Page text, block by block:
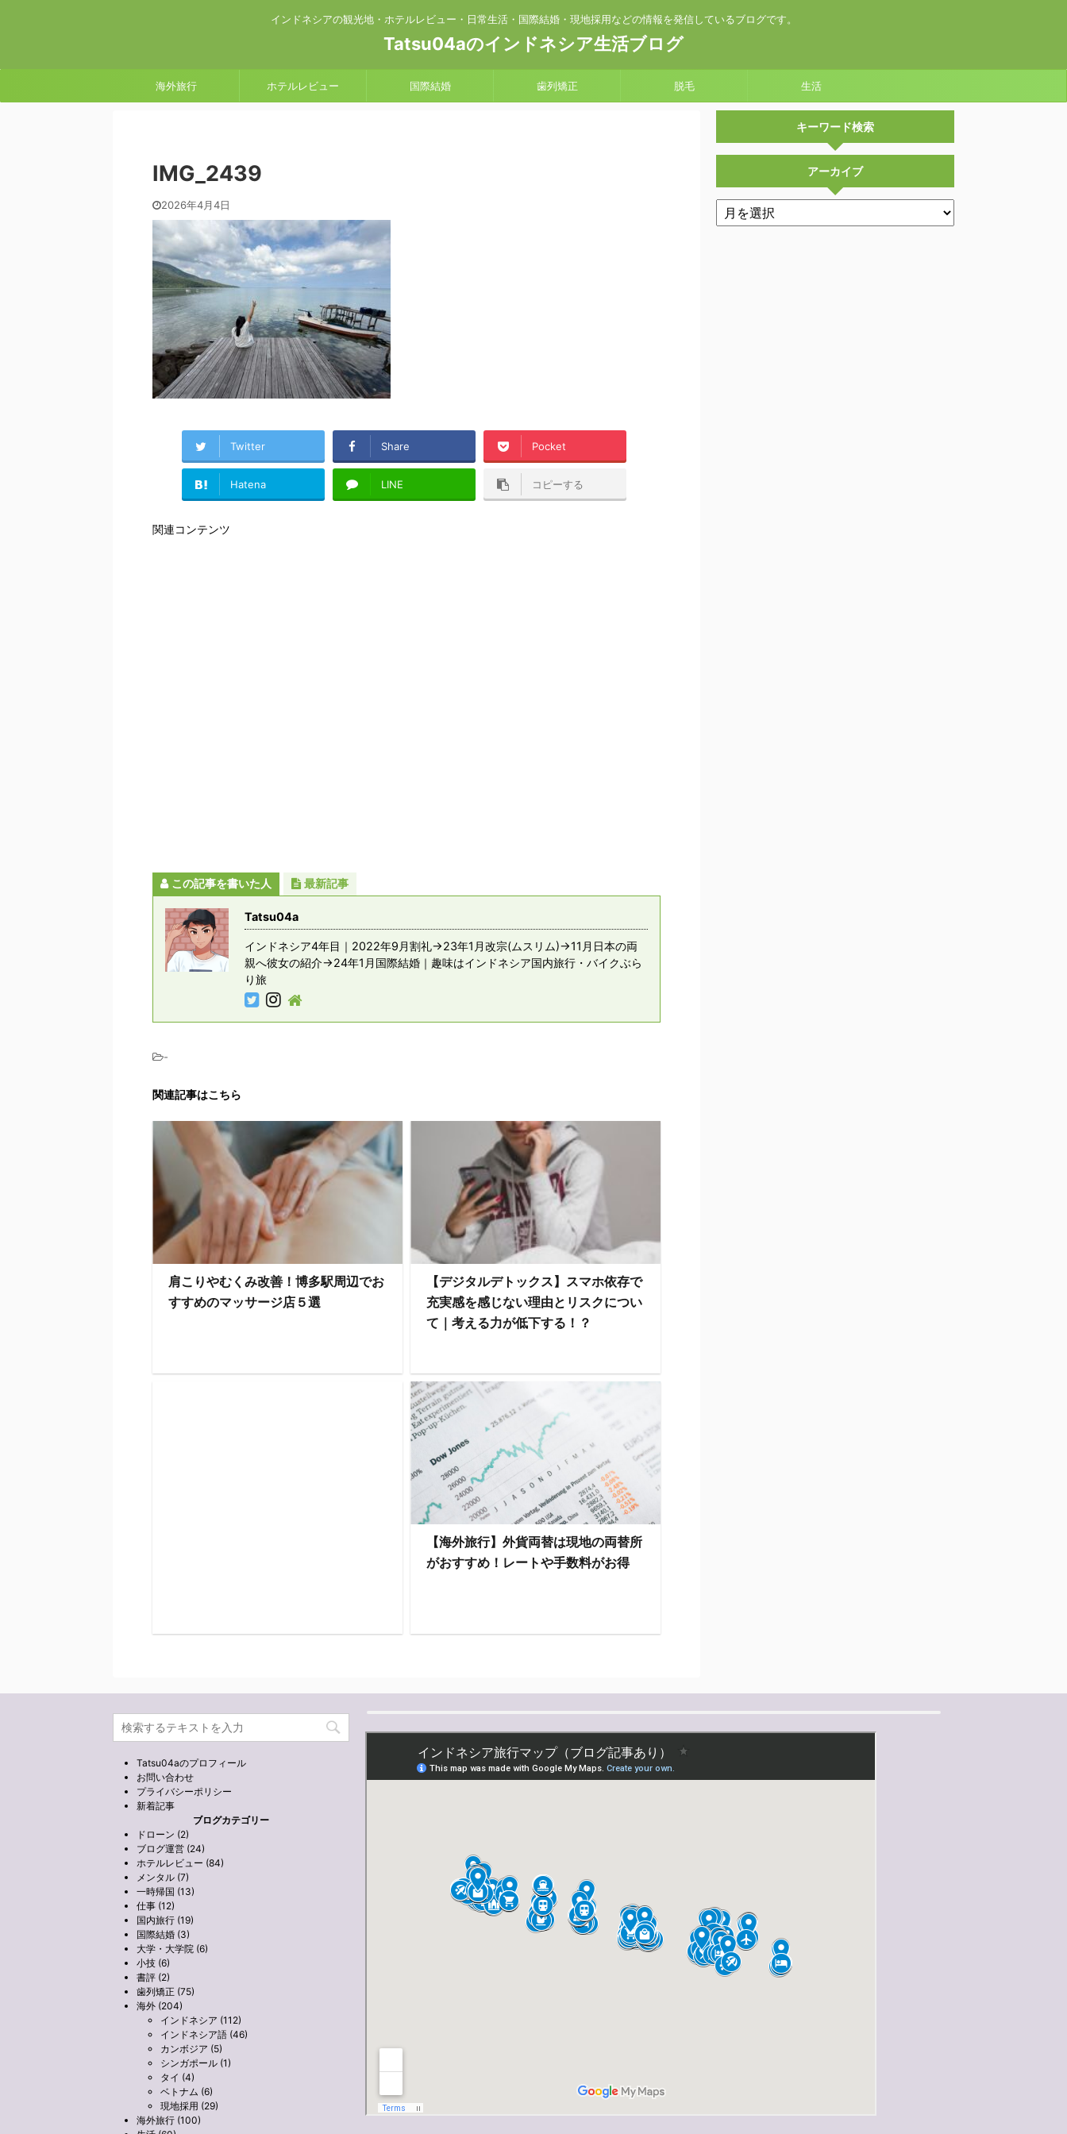
インドネシアの観光地・ホテルレビュー・日常生活・国際結婚・現地採用などの情報を発信しているブログです。
Tatsu04aのインドネシア生活ブログ
海外旅行 ホテルレビュー 国際結婚 歯列矯正 脱毛 生活
IMG_2439
2026年4月4日
Twitter Share Pocket
Hatena LINE コピーする
関連コンテンツ
この記事を書いた人 最新記事
Tatsu04a
インドネシア4年目｜2022年9月割礼→23年1月改宗(ムスリム)→11月日本の両
親へ彼女の紹介→24年1月国際結婚｜趣味はインドネシア国内旅行・バイクぶら
り旅
-
関連記事はこちら
肩こりやむくみ改善！博多駅周辺でお
すすめのマッサージ店５選
【デジタルデトックス】スマホ依存で
充実感を感じない理由とリスクについ
て｜考える力が低下する！？
【海外旅行】外貨両替は現地の両替所
がおすすめ！レートや手数料がお得
キーワード検索
アーカイブ
Tatsu04aのプロフィール
お問い合わせ
プライバシーポリシー
新着記事
ブログカテゴリー
ドローン (2)
ブログ運営 (24)
ホテルレビュー (84)
メンタル (7)
一時帰国 (13)
仕事 (12)
国内旅行 (19)
国際結婚 (3)
大学・大学院 (6)
小技 (6)
書評 (2)
歯列矯正 (75)
海外 (204)
インドネシア (112)
インドネシア語 (46)
カンボジア (5)
シンガポール (1)
タイ (4)
ベトナム (6)
現地採用 (29)
海外旅行 (100)